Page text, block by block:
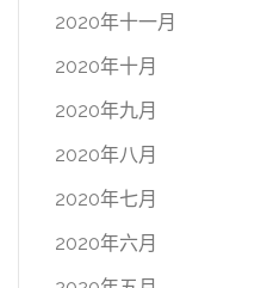
2020年十一月
2020年十月
2020年九月
2020年八月
2020年七月
2020年六月